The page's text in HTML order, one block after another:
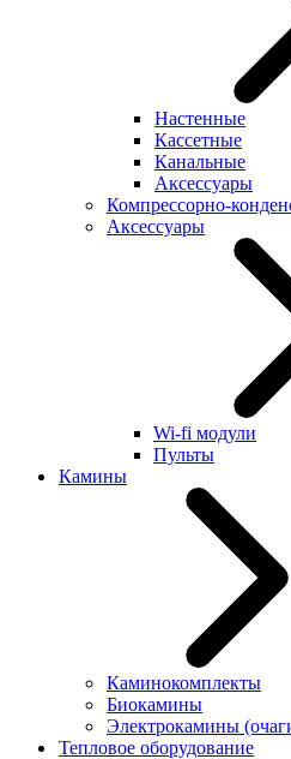
Настенные
Кассетные
Канальные
Аксессуары
Компрессорно-
Аксессуары
Wi-fi модули
Пульты
Камины
Каминокомплекты
Биокамины
Электрокамины
Тепловое оборудование